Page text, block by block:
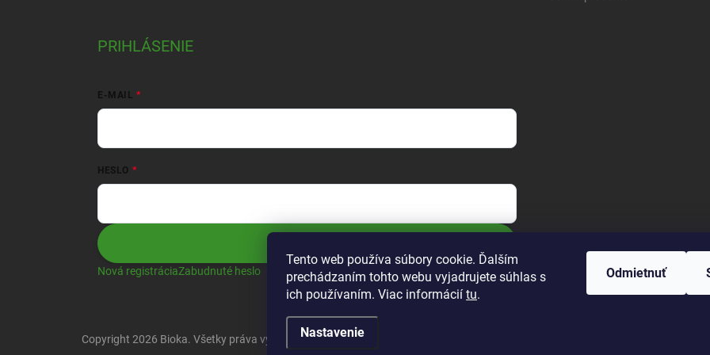
Tento web používa súbory cookie. Ďalším
prechádzaním tohto webu vyjadrujete súhlas s
ich používaním. Viac informácií tu.
Nastavenie
Odmietnuť
PRIHLÁSENIE
E-MAIL
HESLO
Nová registráciaZabudnuté heslo
Copyright 2026 Bioka. Všetky práva vyhradené.